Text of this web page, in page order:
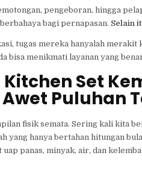
pengeboran, hingga
bagi pernapasan. Selain
tugas mereka hanyalah
bisa menikmati layanan yang
Set
Puluhan
fisik semata. Sering kali kita
yang hanya bertahan hitungan
uap panas, minyak, air, dan